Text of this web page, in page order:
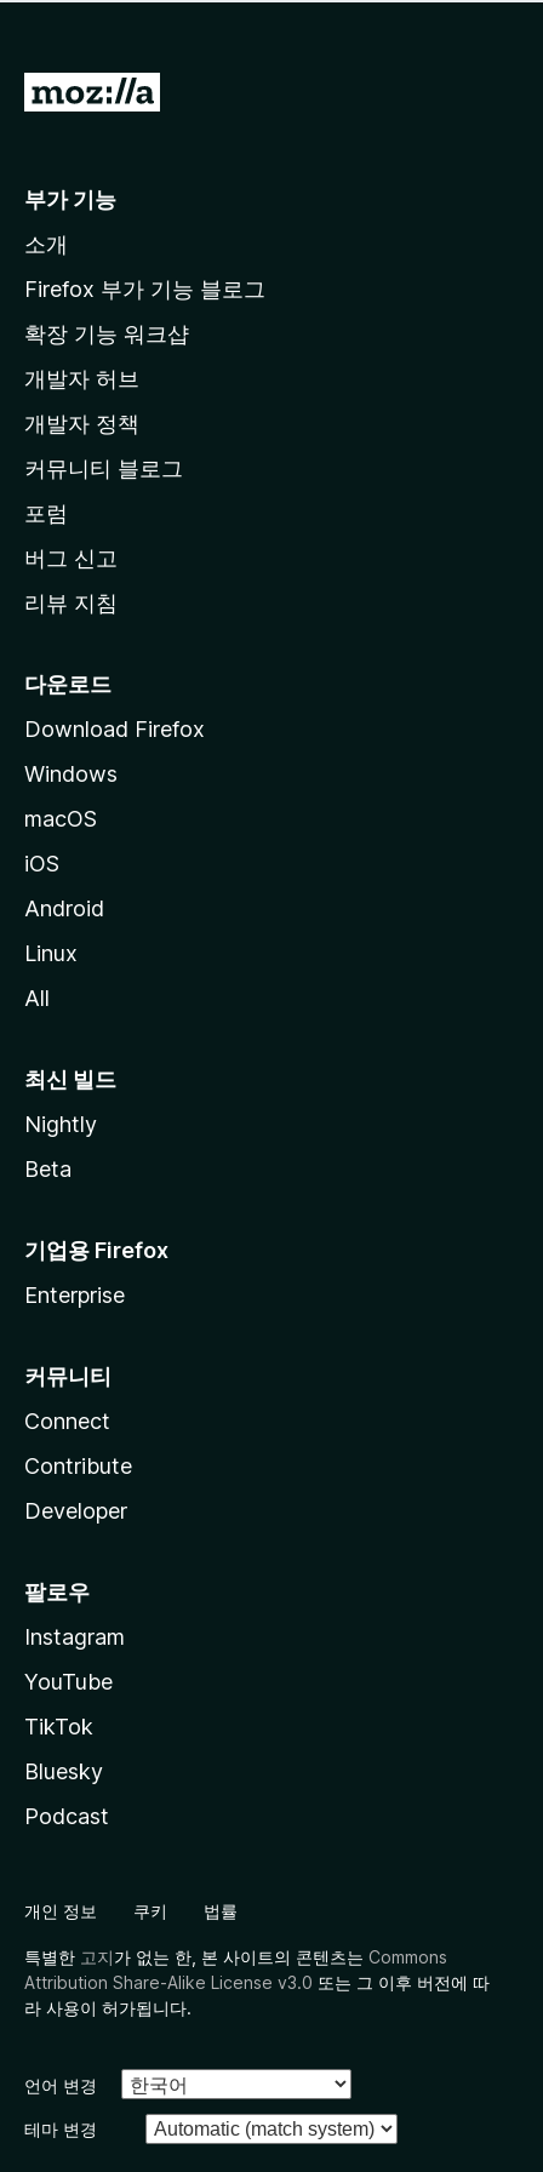
점
습
니
M
l
a
페
이
지
이
동
부가 기능
소개
Firefox 부가 기능 블로그
확장 기능 워크샵
개발자 허브
개발자 정책
커뮤니티 블로그
포럼
버그 신고
리뷰 지침
다운로드
Download Firefox
Windows
macOS
iOS
Android
Linux
All
최신 빌드
Nightly
Beta
기업용 Firefox
Enterprise
커뮤니티
Connect
Contribute
Developer
팔로우
Instagram
YouTube
TikTok
Bluesky
Podcast
개인 정보 쿠키 법률
특별한 고지가 없는 한, 본 사이트의 콘텐츠는 Commons
Attribution Share-Alike License v3.0 또는 그 이후 버전에 따
라 사용이 허가됩니다.
언어 변경
테마 변경